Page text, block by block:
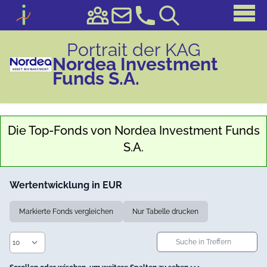
Portrait der KAG
Nordea Investment
Funds S.A.
Die Top-Fonds von Nordea Investment Funds
S.A.
Wertentwicklung in EUR
Markierte Fonds vergleichen Nur Tabelle drucken